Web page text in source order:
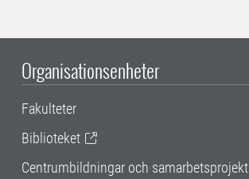
Organisationsenheter
Fakulteter
Biblioteket
Centrumbildningar och samarbetsprojekt